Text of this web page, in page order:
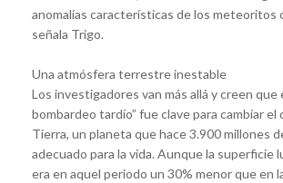
anomalías características de los meteoritos
señala Trigo.
Una atmósfera terrestre inestable
Los investigadores van más allá y creen que
bombardeo tardío” fue clave para cambiar el
Tierra, un planeta que hace 3.900 millones
adecuado para la vida. Aunque la superficie
era en aquel periodo un 30% menor que en